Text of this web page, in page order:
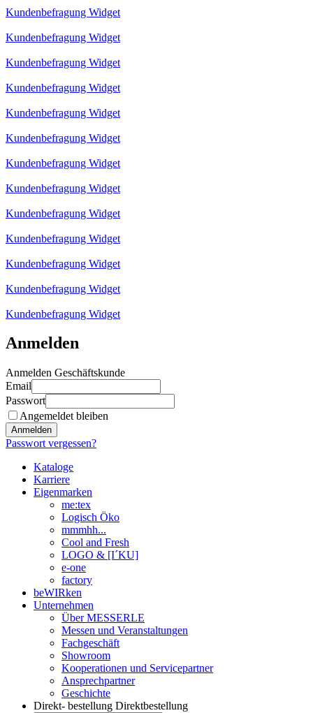
Kundenbefragung Widget
Kundenbefragung Widget
Kundenbefragung Widget
Kundenbefragung Widget
Kundenbefragung Widget
Kundenbefragung Widget
Kundenbefragung Widget
Kundenbefragung Widget
Kundenbefragung Widget
Kundenbefragung Widget
Kundenbefragung Widget
Kundenbefragung Widget
Kundenbefragung Widget
Anmelden
Anmelden Geschäftskunde
Email
Passwort
Angemeldet bleiben
Anmelden
Passwort vergessen?
Kataloge
Karriere
Eigenmarken
me:tex
Logisch Öko
mmmhh...
Cool and Fresh
LOGO & [I´KU]
e-one
factory
beWIRken
Unternehmen
Über MESSERLE
Messen und Veranstaltungen
Fachgeschäft
Showroom
Kooperationen und Servicepartner
Ansprechpartner
Geschichte
Direkt- bestellung Direktbestellung